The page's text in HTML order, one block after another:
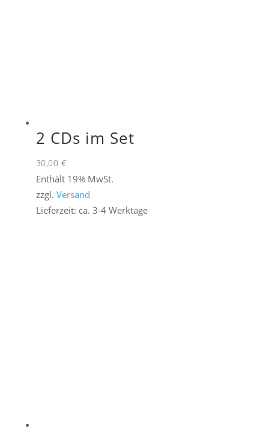
2 CDs im Set
30,00€
Enthält 19% MwSt.
zzgl. Versand
Lieferzeit: ca. 3-4 Werktage